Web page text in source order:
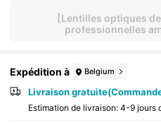
[Lentilles optiques
professionnelles
Expédition à Belgium
Livraison
Estimation de livraison: 4-9 jours